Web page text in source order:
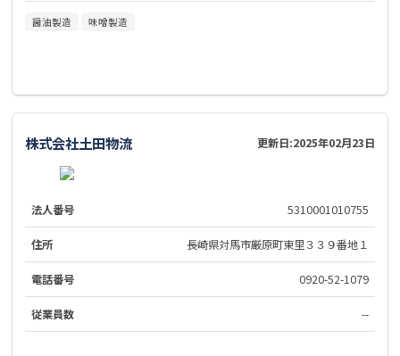
醤油製造 味噌製造
株式会社土田物流 更新日:2025年02月23日
法人番号 5310001010755
住所 長崎県対馬市厳原町東里３３９番地１
電話番号 0920-52-1079
従業員数 --